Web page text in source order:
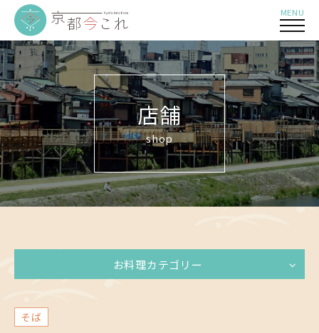
MENU
店舗
shop
お料理カテゴリー
そば